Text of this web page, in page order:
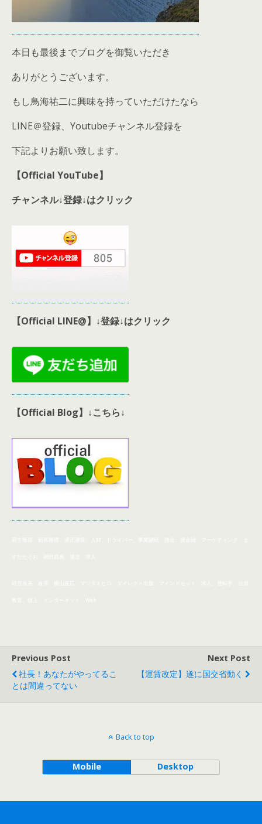
本日も最後までブログを御覧いただき
ありがとうございます。
もし鳥海祐二に興味を持っていただけたなら
LINE＠登録、Youtubeチャンネル登録を
下記よりお願い致します。
【Official YouTube】
チャンネル↓登録↓はクリック
【Official LINE@】↓登録↓はクリック
【Official Blog】↓こちら↓
Previous Post
社長！あなたがやってるこ
とは間違ってない
Next Post
【運賃改定】遂に国交省動く
Back to top
Mobile Desktop